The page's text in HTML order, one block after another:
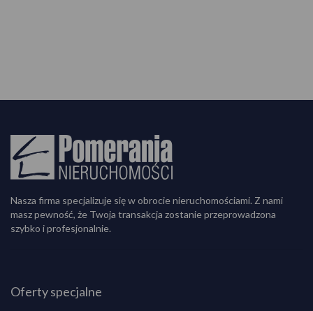
Nasza firma specjalizuje się w obrocie nieruchomościami. Z nami
masz pewność, że Twoja transakcja zostanie przeprowadzona
szybko i profesjonalnie.
Oferty specjalne